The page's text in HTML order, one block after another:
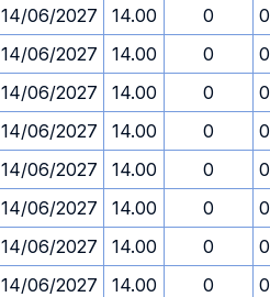
14/06/2027 14.00 0
14/06/2027 14.00 0
14/06/2027 14.00 0
14/06/2027 14.00 0
14/06/2027 14.00 0
14/06/2027 14.00 0
14/06/2027 14.00 0
14/06/2027 14.00 0